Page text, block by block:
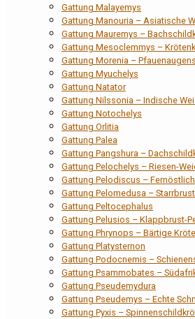
Gattung Malayemys
Gattung Manouria – Asiatische
Gattung Mauremys –
Gattung Mesoclemmys –
Gattung Morenia –
Gattung Myuchelys
Gattung Natator
Gattung Nilssonia – Indische
Gattung Notochelys
Gattung Orlitia
Gattung Palea
Gattung Pangshura –
Gattung Pelochelys – Riesen-
Gattung Pelodiscus –
Gattung Pelomedusa –
Gattung Peltocephalus
Gattung Pelusios – Klappbrust-
Gattung Phrynops – Bärtige
Gattung Platysternon
Gattung Podocnemis –
Gattung Psammobates –
Gattung Pseudemydura
Gattung Pseudemys – Echte
Gattung Pyxis –